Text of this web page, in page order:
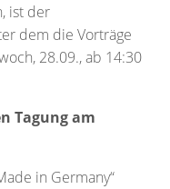
ist der
dem die Vorträge
28.09., ab 14:30
Tagung am
in Germany“